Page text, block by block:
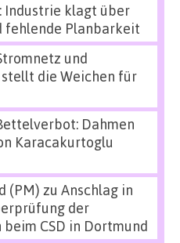
Industrie klagt über
fehlende Planbarkeit
und
die Weichen für
Dahmen
Karacakurtoglu
(PM) zu Anschlag in
der
CSD in Dortmund